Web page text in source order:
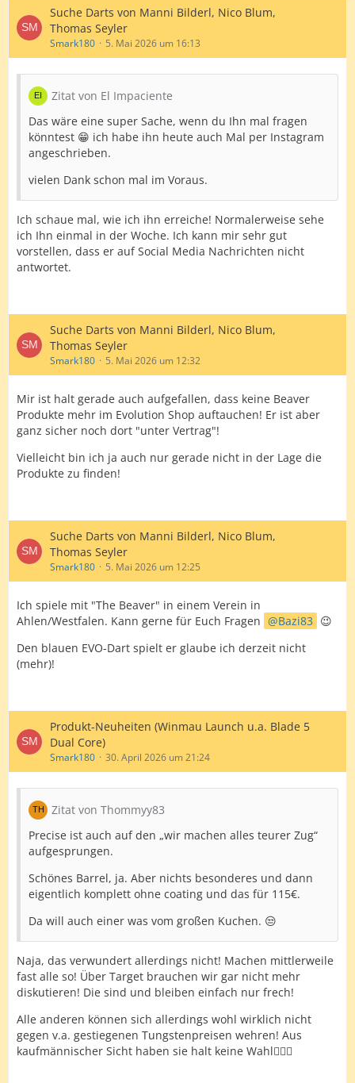
Suche Darts von Manni Bilderl, Nico Blum,
Thomas Seyler
Smark180 5. Mai 2026 um 16:13
Zitat von El Impaciente
Das wäre eine super Sache, wenn du Ihn mal fragen
könntest 😁 ich habe ihn heute auch Mal per Instagram
angeschrieben.
vielen Dank schon mal im Voraus.
Ich schaue mal, wie ich ihn erreiche! Normalerweise sehe
ich Ihn einmal in der Woche. Ich kann mir sehr gut
vorstellen, dass er auf Social Media Nachrichten nicht
antwortet.
Suche Darts von Manni Bilderl, Nico Blum,
Thomas Seyler
Smark180 5. Mai 2026 um 12:32
Mir ist halt gerade auch aufgefallen, dass keine Beaver
Produkte mehr im Evolution Shop auftauchen! Er ist aber
ganz sicher noch dort "unter Vertrag"!
Vielleicht bin ich ja auch nur gerade nicht in der Lage die
Produkte zu finden!
Suche Darts von Manni Bilderl, Nico Blum,
Thomas Seyler
Smark180 5. Mai 2026 um 12:25
Ich spiele mit "The Beaver" in einem Verein in
Ahlen/Westfalen. Kann gerne für Euch Fragen
Bazi83 😉
Den blauen EVO-Dart spielt er glaube ich derzeit nicht
(mehr)!
Produkt-Neuheiten (Winmau Launch u.a. Blade 5
Dual Core)
Smark180 30. April 2026 um 21:24
Zitat von Thommyy83
Precise ist auch auf den „wir machen alles teurer Zug“
aufgesprungen.
Schönes Barrel, ja. Aber nichts besonderes und dann
eigentlich komplett ohne coating und das für 115€.
Da will auch einer was vom großen Kuchen. 😒
Naja, das verwundert allerdings nicht! Machen mittlerweile
fast alle so! Über Target brauchen wir gar nicht mehr
diskutieren! Die sind und bleiben einfach nur frech!
Alle anderen können sich allerdings wohl wirklich nicht
gegen v.a. gestiegenen Tungstenpreisen wehren! Aus
kaufmännischer Sicht haben sie halt keine Wahl🤷🏻‍♂️